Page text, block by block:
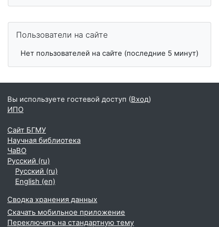
Пользователи на сайте
Нет пользователей на сайте (последние 5 минут)
Вы используете гостевой доступ (Вход)
ИПО
Сайт БГМУ
Научная библиотека
ЧаВО
Русский ‎(ru)‎
Русский ‎(ru)‎
English ‎(en)‎
Сводка хранения данных
Скачать мобильное приложение
Переключить на стандартную тему